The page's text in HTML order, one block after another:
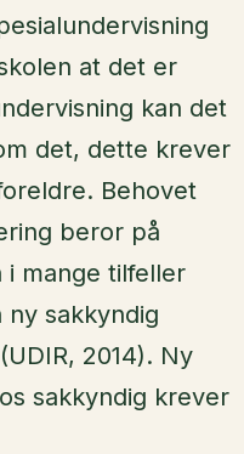
at det er
kan det
det, dette krever
Behovet
beror på
i mange tilfeller
sakkyndig
2014). Ny
sakkyndig krever